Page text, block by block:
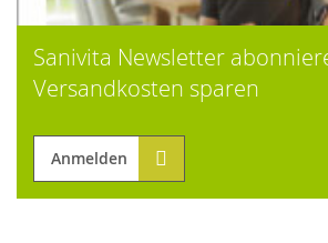
Sanivita Newsletter
Versandkosten sparen
Anmelden